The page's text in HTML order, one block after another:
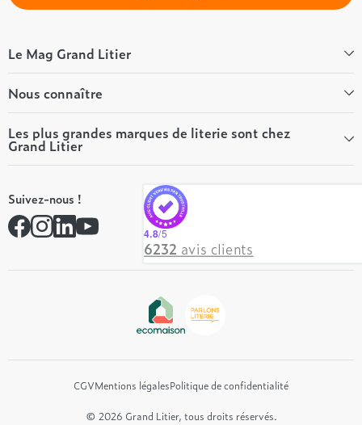
Le Mag Grand Litier
Bien-être
Conseils literie
Tous les articles du Mag
Tous nos guides
Nous connaître
Qui sommes-nous ?
Nos valeurs
Nos engagements
Rejoindre notre réseau
Contactez-nous
Les plus grandes marques de literie sont chez
Grand Litier
André Renault
Simmons
Hôtel & Lodge
Suivez-nous !
4.8/5
6232 avis clients
CGVMentions légalesPolitique de confidentialité
© 2026 Grand Litier, tous droits réservés.